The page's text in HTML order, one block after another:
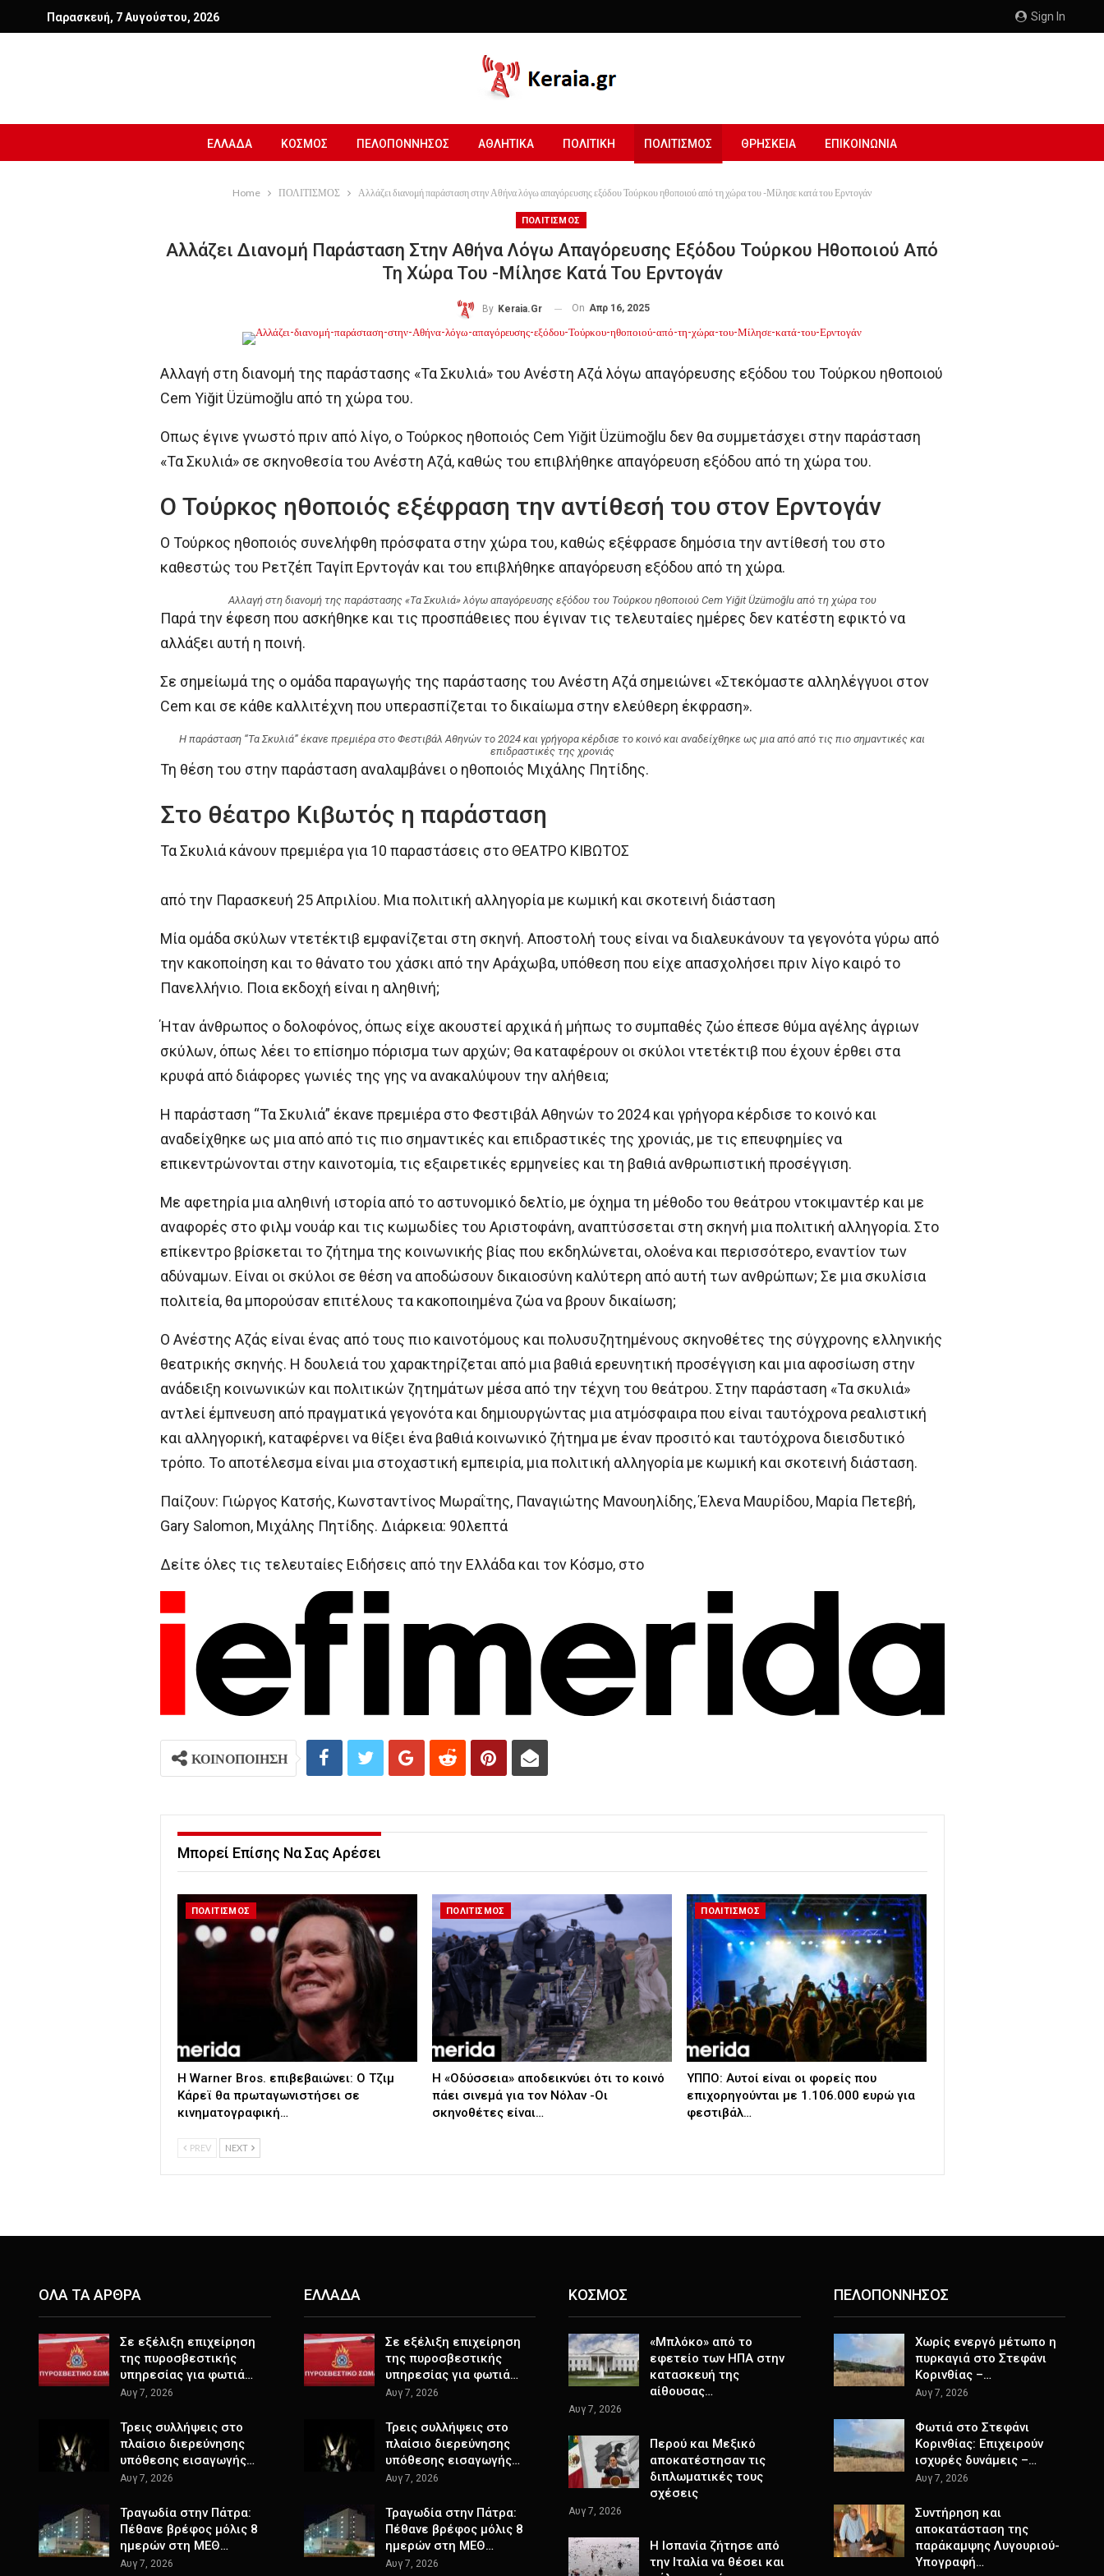
Sign In
Παρασκευή, 7 Αυγούστου, 2026
ΕΛΛΑΔΑ ΚΟΣΜΟΣ ΠΕΛΟΠΟΝΝΗΣΟΣ ΑΘΛΗΤΙΚΑ ΠΟΛΙΤΙΚΗ ΠΟΛΙΤΙΣΜΟΣ ΘΡΗΣΚΕΙΑ ΕΠΙΚΟΙΝΩΝΙΑ
Home ΠΟΛΙΤΙΣΜΟΣ Αλλάζει διανομή παράσταση στην Αθήνα λόγω απαγόρευσης εξόδου Τούρκου ηθοποιού από τη χώρα του -Μίλησε κατά του Ερντογάν
ΠΟΛΙΤΙΣΜΟΣ
Αλλάζει Διανομή Παράσταση Στην Αθήνα Λόγω Απαγόρευσης Εξόδου Τούρκου Ηθοποιού Από
Τη Χώρα Του -Μίλησε Κατά Του Ερντογάν
By Keraia.gr On Απρ 16, 2025
Αλλαγή στη διανομή της παράστασης «Τα Σκυλιά» του Ανέστη Αζά λόγω απαγόρευσης εξόδου του Τούρκου ηθοποιού
Cem Yiğit Üzümoğlu από τη χώρα του.
Οπως έγινε γνωστό πριν από λίγο, ο Τούρκος ηθοποιός Cem Yiğit Üzümoğlu δεν θα συμμετάσχει στην παράσταση
«Τα Σκυλιά» σε σκηνοθεσία του Ανέστη Αζά, καθώς του επιβλήθηκε απαγόρευση εξόδου από τη χώρα του.
Ο Τούρκος ηθοποιός εξέφραση την αντίθεσή του στον Ερντογάν
Ο Τούρκος ηθοποιός συνελήφθη πρόσφατα στην χώρα του, καθώς εξέφρασε δημόσια την αντίθεσή του στο
καθεστώς του Ρετζέπ Ταγίπ Ερντογάν και του επιβλήθηκε απαγόρευση εξόδου από τη χώρα.
Αλλαγή στη διανομή της παράστασης «Τα Σκυλιά» λόγω απαγόρευσης εξόδου του Τούρκου ηθοποιού Cem Yiğit Üzümoğlu από τη χώρα του
Παρά την έφεση που ασκήθηκε και τις προσπάθειες που έγιναν τις τελευταίες ημέρες δεν κατέστη εφικτό να
αλλάξει αυτή η ποινή.
Σε σημείωμά της ο ομάδα παραγωγής της παράστασης του Ανέστη Αζά σημειώνει «Στεκόμαστε αλληλέγγυοι στον
Cem και σε κάθε καλλιτέχνη που υπερασπίζεται το δικαίωμα στην ελεύθερη έκφραση».
Η παράσταση “Τα Σκυλιά” έκανε πρεμιέρα στο Φεστιβάλ Αθηνών το 2024 και γρήγορα κέρδισε το κοινό και αναδείχθηκε ως μια από από τις πιο σημαντικές και
επιδραστικές της χρονιάς
Τη θέση του στην παράσταση αναλαμβάνει ο ηθοποιός Μιχάλης Πητίδης.
Στο θέατρο Κιβωτός η παράσταση
Τα Σκυλιά κάνουν πρεμιέρα για 10 παραστάσεις στο ΘΕΑΤΡΟ ΚΙΒΩΤΟΣ
από την Παρασκευή 25 Απριλίου. Μια πολιτική αλληγορία με κωμική και σκοτεινή διάσταση
Μία ομάδα σκύλων ντετέκτιβ εμφανίζεται στη σκηνή. Αποστολή τους είναι να διαλευκάνουν τα γεγονότα γύρω από
την κακοποίηση και το θάνατο του χάσκι από την Αράχωβα, υπόθεση που είχε απασχολήσει πριν λίγο καιρό το
Πανελλήνιο. Ποια εκδοχή είναι η αληθινή;
Ήταν άνθρωπος ο δολοφόνος, όπως είχε ακουστεί αρχικά ή μήπως το συμπαθές ζώο έπεσε θύμα αγέλης άγριων
σκύλων, όπως λέει το επίσημο πόρισμα των αρχών; Θα καταφέρουν οι σκύλοι ντετέκτιβ που έχουν έρθει στα
κρυφά από διάφορες γωνιές της γης να ανακαλύψουν την αλήθεια;
Η παράσταση “Τα Σκυλιά” έκανε πρεμιέρα στο Φεστιβάλ Αθηνών το 2024 και γρήγορα κέρδισε το κοινό και
αναδείχθηκε ως μια από από τις πιο σημαντικές και επιδραστικές της χρονιάς, με τις επευφημίες να
επικεντρώνονται στην καινοτομία, τις εξαιρετικές ερμηνείες και τη βαθιά ανθρωπιστική προσέγγιση.
Με αφετηρία μια αληθινή ιστορία από το αστυνομικό δελτίο, με όχημα τη μέθοδο του θεάτρου ντοκιμαντέρ και με
αναφορές στο φιλμ νουάρ και τις κωμωδίες του Αριστοφάνη, αναπτύσσεται στη σκηνή μια πολιτική αλληγορία. Στο
επίκεντρο βρίσκεται το ζήτημα της κοινωνικής βίας που εκδηλώνεται, ολοένα και περισσότερο, εναντίον των
αδύναμων. Είναι οι σκύλοι σε θέση να αποδώσουν δικαιοσύνη καλύτερη από αυτή των ανθρώπων; Σε μια σκυλίσια
πολιτεία, θα μπορούσαν επιτέλους τα κακοποιημένα ζώα να βρουν δικαίωση;
Ο Ανέστης Αζάς είναι ένας από τους πιο καινοτόμους και πολυσυζητημένους σκηνοθέτες της σύγχρονης ελληνικής
θεατρικής σκηνής. Η δουλειά του χαρακτηρίζεται από μια βαθιά ερευνητική προσέγγιση και μια αφοσίωση στην
ανάδειξη κοινωνικών και πολιτικών ζητημάτων μέσα από την τέχνη του θεάτρου. Στην παράσταση «Τα σκυλιά»
αντλεί έμπνευση από πραγματικά γεγονότα και δημιουργώντας μια ατμόσφαιρα που είναι ταυτόχρονα ρεαλιστική
και αλληγορική, καταφέρνει να θίξει ένα βαθιά κοινωνικό ζήτημα με έναν προσιτό και ταυτόχρονα διεισδυτικό
τρόπο. Το αποτέλεσμα είναι μια στοχαστική εμπειρία, μια πολιτική αλληγορία με κωμική και σκοτεινή διάσταση.
Παίζουν: Γιώργος Κατσής, Κωνσταντίνος Μωραΐτης, Παναγιώτης Μανουηλίδης, Έλενα Μαυρίδου, Μαρία Πετεβή,
Gary Salomon, Mιχάλης Πητίδης. Διάρκεια: 90λεπτά
Δείτε όλες τις τελευταίες Ειδήσεις από την Ελλάδα και τον Κόσμο, στο
ΚΟΙΝΟΠΟΙΗΣΗ
Μπορεί Επίσης Να Σας Αρέσει
ΠΟΛΙΤΙΣΜΟΣ
Η Warner Bros. επιβεβαιώνει: Ο Τζιμ
Κάρεϊ θα πρωταγωνιστήσει σε
κινηματογραφική…
ΠΟΛΙΤΙΣΜΟΣ
Η «Οδύσσεια» αποδεικνύει ότι το κοινό
πάει σινεμά για τον Νόλαν -Οι
σκηνοθέτες είναι…
ΠΟΛΙΤΙΣΜΟΣ
ΥΠΠΟ: Αυτοί είναι οι φορείς που
επιχορηγούνται με 1.106.000 ευρώ για
φεστιβάλ…
PREV NEXT
ΟΛΑ ΤΑ ΑΡΘΡΑ
Σε εξέλιξη επιχείρηση
της πυροσβεστικής
υπηρεσίας για φωτιά…
Αυγ 7, 2026
Τρεις συλλήψεις στο
πλαίσιο διερεύνησης
υπόθεσης εισαγωγής…
Αυγ 7, 2026
Τραγωδία στην Πάτρα:
Πέθανε βρέφος μόλις 8
ημερών στη ΜΕΘ…
Αυγ 7, 2026
ΕΛΛΑΔΑ
Σε εξέλιξη επιχείρηση
της πυροσβεστικής
υπηρεσίας για φωτιά…
Αυγ 7, 2026
Τρεις συλλήψεις στο
πλαίσιο διερεύνησης
υπόθεσης εισαγωγής…
Αυγ 7, 2026
Τραγωδία στην Πάτρα:
Πέθανε βρέφος μόλις 8
ημερών στη ΜΕΘ…
Αυγ 7, 2026
ΚΟΣΜΟΣ
«Μπλόκο» από το
εφετείο των ΗΠΑ στην
κατασκευή της
αίθουσας…
Αυγ 7, 2026
Περού και Μεξικό
αποκατέστησαν τις
διπλωματικές τους
σχέσεις
Αυγ 7, 2026
H Ισπανία ζήτησε από
την Ιταλία να θέσει και
ΠΕΛΟΠΟΝΝΗΣΟΣ
Χωρίς ενεργό μέτωπο η
πυρκαγιά στο Στεφάνι
Κορινθίας –…
Αυγ 7, 2026
Φωτιά στο Στεφάνι
Κορινθίας: Επιχειρούν
ισχυρές δυνάμεις –…
Αυγ 7, 2026
Συντήρηση και
αποκατάσταση της
παράκαμψης Λυγουριού-
Υπογραφή…